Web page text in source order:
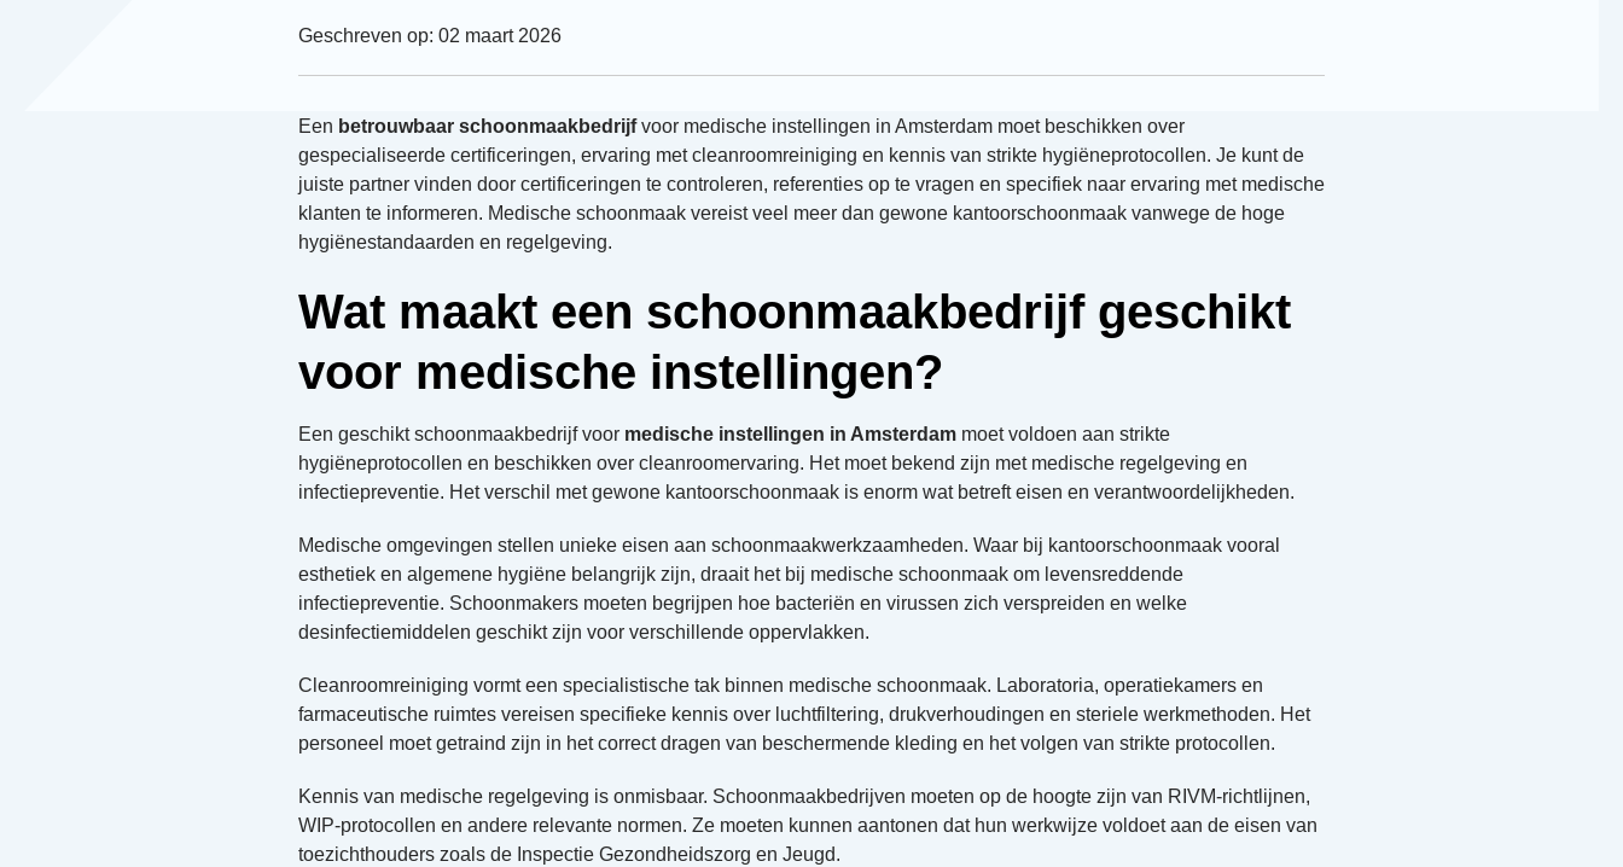
Geschreven op: 02 maart 2026
Een betrouwbaar schoonmaakbedrijfvoor medische instellingen in Amsterdam moet beschikken over
gespecialiseerde certificeringen, ervaring met cleanroomreiniging en kennis van strikte hygiëneprotocollen. Je kunt de
juiste partner vinden door certificeringen te controleren, referenties op te vragen en specifiek naar ervaring met medische
klanten te informeren. Medische schoonmaak vereist veel meer dan gewone kantoorschoonmaak vanwege de hoge
hygiënestandaarden en regelgeving.
Wat maakt een schoonmaakbedrijf geschikt
voor medische instellingen?
Een geschikt schoonmaakbedrijf voor medische instellingen in Amsterdam moet voldoen aan strikte
hygiëneprotocollen en beschikken over cleanroomervaring. Het moet bekend zijn met medische regelgeving en
infectiepreventie. Het verschil met gewone kantoorschoonmaak is enorm wat betreft eisen en verantwoordelijkheden.
Medische omgevingen stellen unieke eisen aan schoonmaakwerkzaamheden. Waar bij kantoorschoonmaak vooral
esthetiek en algemene hygiëne belangrijk zijn, draait het bij medische schoonmaak om levensreddende
infectiepreventie. Schoonmakers moeten begrijpen hoe bacteriën en virussen zich verspreiden en welke
desinfectiemiddelen geschikt zijn voor verschillende oppervlakken.
Cleanroomreiniging vormt een specialistische tak binnen medische schoonmaak. Laboratoria, operatiekamers en
farmaceutische ruimtes vereisen specifieke kennis over luchtfiltering, drukverhoudingen en steriele werkmethoden. Het
personeel moet getraind zijn in het correct dragen van beschermende kleding en het volgen van strikte protocollen.
Kennis van medische regelgeving is onmisbaar. Schoonmaakbedrijven moeten op de hoogte zijn van RIVM-richtlijnen,
WIP-protocollen en andere relevante normen. Ze moeten kunnen aantonen dat hun werkwijze voldoet aan de eisen van
toezichthouders zoals de Inspectie Gezondheidszorg en Jeugd.